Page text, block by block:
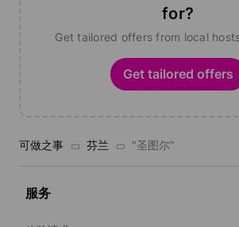
for?
Get tailored offers from local
Get tailored offers
可做之事 芬兰 "圣图尔"
服务